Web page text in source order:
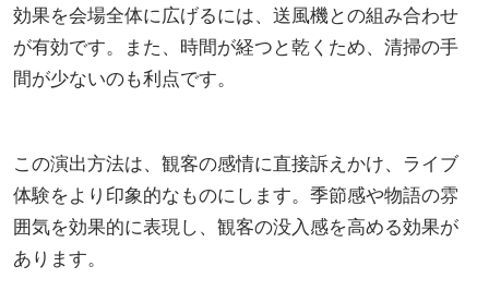
効果を会場全体に広げるには、送風機との組み合わせ
が有効です。また、時間が経つと乾くため、清掃の手
間が少ないのも利点です。
この演出方法は、観客の感情に直接訴えかけ、ライブ
体験をより印象的なものにします。季節感や物語の雰
囲気を効果的に表現し、観客の没入感を高める効果が
あります。